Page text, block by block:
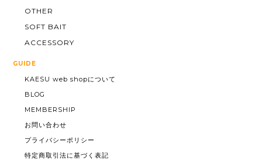
OTHER
SOFT BAIT
ACCESSORY
GUIDE
KAESU web shopについて
BLOG
MEMBERSHIP
お問い合わせ
プライバシーポリシー
特定商取引法に基づく表記